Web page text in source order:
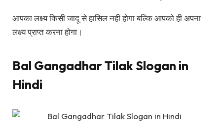
आपका लक्ष्य किसी जादू से हासिल नही होगा बल्कि आपको ही अपना
लक्ष्य प्राप्त करना होगा।
Bal Gangadhar Tilak Slogan in
Hindi